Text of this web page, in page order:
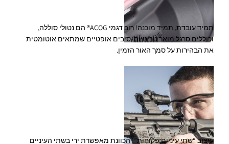
תמיד עובדת, תמיד מוכנה! רוב דגמי ACOG® הם נטולי סוללה,
וכוללים סרגל מואר טריטיום/סיבים אופטיים שמתאים אוטומטית
את הבהירות על סמך האור הזמין.
עיצוב “שתי עיניים פקוחות”! הכוונת מאפשרת ירי בשתי העיניים